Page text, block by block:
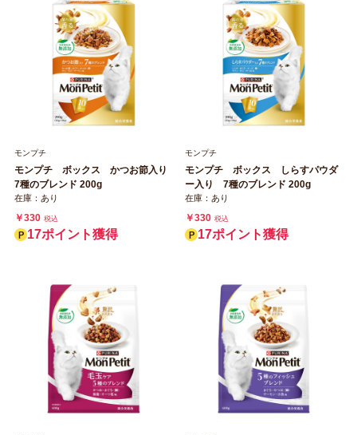
モンプチ
モンプチ ボックス かつお節入り
7種のブレンド 200g
在庫：あり
￥330 税込
17ポイント獲得
モンプチ
モンプチ ボックス しらすパウダ
ー入り 7種のブレンド 200g
在庫：あり
￥330 税込
17ポイント獲得